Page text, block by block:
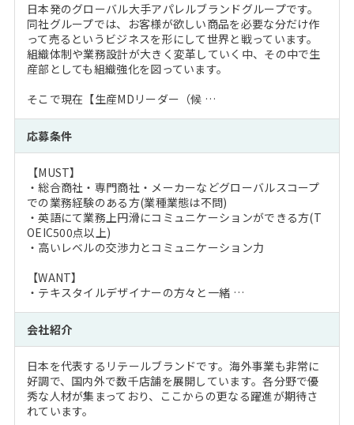
日本発のグローバル大手アパレルブランドグループです。
同社グループでは、お客様が欲しい商品を必要な分だけ作
って売るというビジネスを形にして世界と戦っています。
組織体制や業務設計が大きく変革していく中、その中で生
産部としても組織強化を図っています。
そこで現在【生産MDリーダー（候 …
応募条件
【MUST】
・総合商社・専門商社・メーカーなどグローバルスコープ
での業務経験のある方(業種業態は不問)
・英語にて業務上円滑にコミュニケーションができる方(T
OEIC500点以上)
・高いレベルの交渉力とコミュニケーション力
【WANT】
・テキスタイルデザイナーの方々と一緒 …
会社紹介
日本を代表するリテールブランドです。海外事業も非常に
好調で、国内外で数千店舗を展開しています。各分野で優
秀な人材が集まっており、ここからの更なる躍進が期待さ
れています。